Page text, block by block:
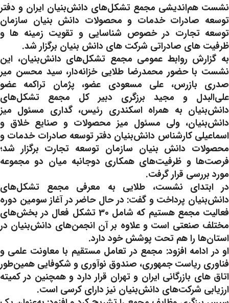
نشست هم‌اندیشی مجمع تشکل‌های دانش‌بنیان ایران و دفتر
توسعه صادرات خدمات و محصولات دانش بنیان سازمان
توسعه تجارت در خصوص شناسایی و تقویت زمینه ها و
ظرفیت های صادراتی شرکت های دانش بنیان برگزار شد.
به گزارش روابط عمومی مجمع تشکل‌های دانش‌بنیان، این
نشست با حضور محمدرضا طلایی خزانه‌دار، سید محسن میر
صدری بازرس، علی مسعودی عضو، پژمان تراکمه عضو
علی‌البدل و مجید برزگری دبیر کل مجمع تشکل‌های
دانش‌بنیان به همراه اسکندری رئیس، گداری مسئول میز
دانش‌بنیان، ولی مسئول میز محصولات و صنایع خلاق و
اسماعیلی کارشناس دانش‌بنیان دفتر توسعه صادرات خدمات و
محصولات دانش بنیان سازمان توسعه تجارت برگزار شد؛
فرصت‌ها و ظرفیت‌های همکاری دوجانبه میان دو مجموعه
مورد بررسی قرار گرفت.
در ابتدای نشست، طلایی به معرفی مجمع تشکل‌های
دانش‌بنیان پرداخت و گفت: در حال حاضر در آغاز سومین دوره
فعالیت مجمع هستیم که شامل 30 تشکل فعال در بخش‌های
مختلف صنعتی است و علاوه بر آن انجمن‌های دانش‌بنیان در
استان‌ها را هم تحت پوشش خود دارد.
او در ادامه افزود: مجمع در تعامل مستقیم با معاونت علمی و
فناوری ریاست جمهوری، صندوق نوآوری و شکوفایی همین‌طور
اتاق های بازرگانی ایران و تهران قرار دارد و همچنین در کمیته
ارزیابی شرکت‌های دانش‌بنیان نیز دارای کرسی است.